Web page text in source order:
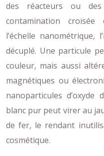
des réacteurs ou
contamination
l’échelle nanométrique,
décuplé. Une particule
couleur, mais aussi
magnétiques ou
nanoparticules
blanc pur peut virer au
de fer, le rendant
cosmétique.